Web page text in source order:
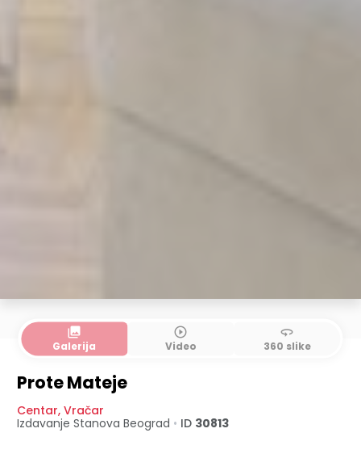
collections
Galerija
play_circle_outline
Video
360
360 slike
Prote Mateje
Centar, Vračar
Izdavanje Stanova Beograd • ID 30813